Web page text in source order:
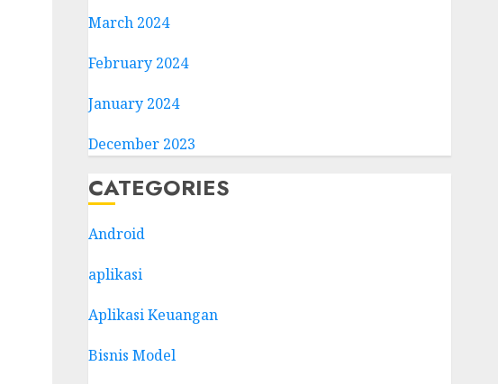
March 2024
February 2024
January 2024
December 2023
CATEGORIES
Android
aplikasi
Aplikasi Keuangan
Bisnis Model